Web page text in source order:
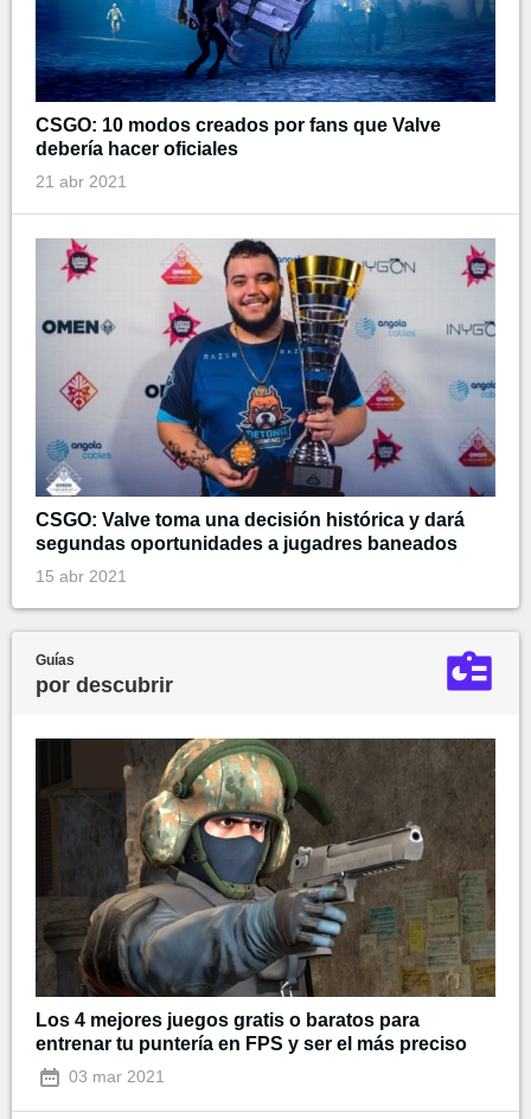
CSGO: 10 modos creados por fans que Valve
debería hacer oficiales
21 abr 2021
CSGO: Valve toma una decisión histórica y dará
segundas oportunidades a jugadres baneados
15 abr 2021
Guías
por descubrir
Los 4 mejores juegos gratis o baratos para
entrenar tu puntería en FPS y ser el más preciso
03 mar 2021